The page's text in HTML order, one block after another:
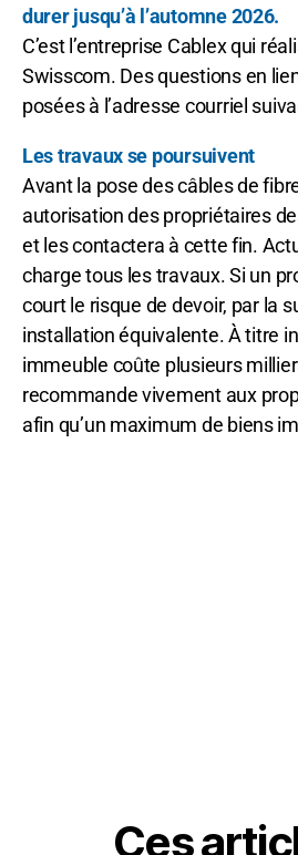
durer jusqu’à l’automne 2026.
C’est l’entreprise Cablex qui
Swisscom. Des questions en
posées à l’adresse courriel
Les travaux se poursuivent
Avant la pose des câbles de
autorisation des propriétaires
et les contactera à cette fin.
charge tous les travaux. Si un
court le risque de devoir, par la
installation équivalente. À titre
immeuble coûte plusieurs
recommande vivement aux
afin qu’un maximum de biens
Ces